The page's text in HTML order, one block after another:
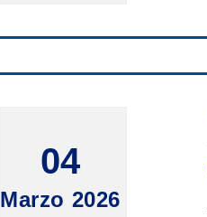
04
Marzo 2026